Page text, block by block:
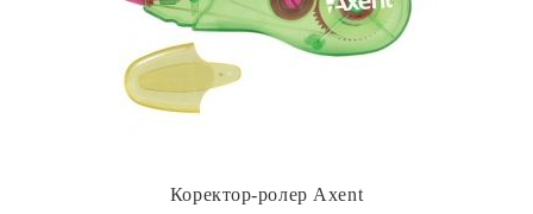
Коректор-ролер Axent